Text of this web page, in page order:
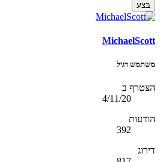
בצע
MichaelScott
משתמש רגיל
הצטרף ב
4/11/20
הודעות
392
דירוג